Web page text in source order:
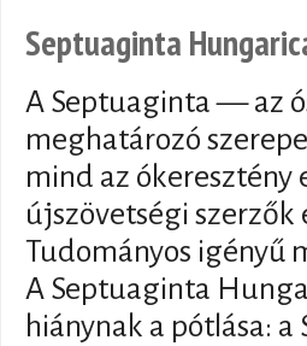
Septuaginta
A Septuaginta — az
meghatározó
mind az ókeresztény
újszövetségi szerzők
Tudományos igényű
A Septuaginta
hiánynak a pótlása: